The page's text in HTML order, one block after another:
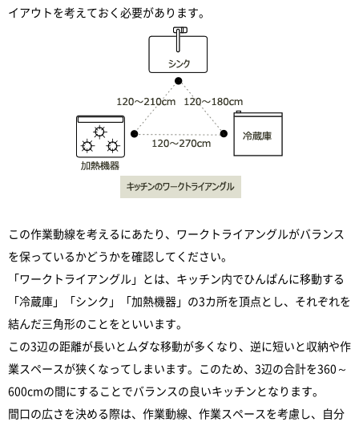
イアウトを考えておく必要があります。
この作業動線を考えるにあたり、ワークトライアングルがバランス
を保っているかどうかを確認してください。
「ワークトライアングル」とは、キッチン内でひんぱんに移動する
「冷蔵庫」「シンク」「加熱機器」の3カ所を頂点とし、それぞれを
結んだ三角形のことをといいます。
この3辺の距離が長いとムダな移動が多くなり、逆に短いと収納や作
業スペースが狭くなってしまいます。このため、3辺の合計を360～
600cmの間にすることでバランスの良いキッチンとなります。
間口の広さを決める際は、作業動線、作業スペースを考慮し、自分